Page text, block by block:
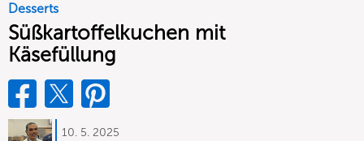
Desserts
Süßkartoffelkuchen mit
Käsefüllung
10. 5. 2025